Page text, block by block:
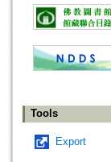
Tools
Export